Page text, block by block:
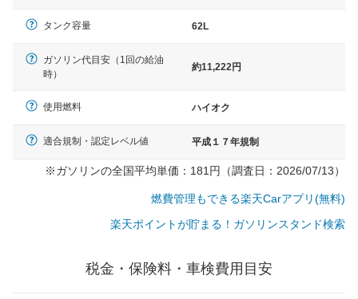
タンク容量 62L
ガソリン代目安（1回の給油
時）
約11,222円
使用燃料 ハイオク
適合規制・認定レベル値 平成１７年規制
※ガソリンの全国平均単価：181円（調査日：2026/07/13）
燃費管理もできる楽天Carアプリ(無料)
楽天ポイントが貯まる！ガソリンスタンド検索
税金・保険料・車検費用目安